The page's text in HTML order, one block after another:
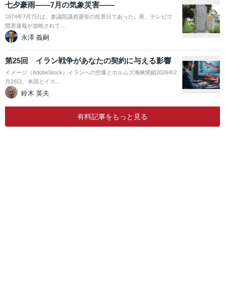
七夕豪雨――7月の気象災害――
1974年7月7日は、参議院議員選挙の投票日であった。夜、テレビで
開票速報が放映されて…
永澤 義嗣
第25回 イラン戦争があなたの契約に与える影響
イメージ（AdobeStock）イランへの空爆とホルムズ海峡閉鎖2026年2
月28日、米国とイス…
鈴木 英夫
有料記事をもっと見る